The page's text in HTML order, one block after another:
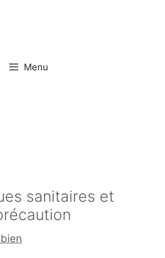
Menu
sanitaires et